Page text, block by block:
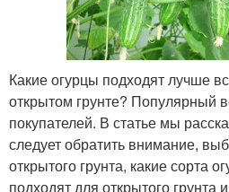
Какие огурцы подходят лучше
открытом грунте? Популярный
покупателей. В статье мы
следует обратить внимание,
открытого грунта, какие сорта
подходят для открытого грунта